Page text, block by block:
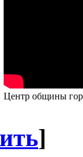
Центр общины
]